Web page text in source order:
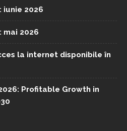
iunie 2026
mai 2026
la internet disponibile în
Profitable Growth in